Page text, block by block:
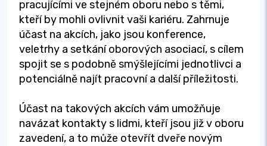
pracujícími ve stejném oboru nebo s těmi,
kteří by mohli ovlivnit vaši kariéru. Zahrnuje
účast na akcích, jako jsou konference,
veletrhy a setkání oborových asociací, s cílem
spojit se s podobně smýšlejícími jednotlivci a
potenciálně najít pracovní a další příležitosti.
Účast na takových akcích vám umožňuje
navázat kontakty s lidmi, kteří jsou již v oboru
zavedení, a to může otevřít dveře novým